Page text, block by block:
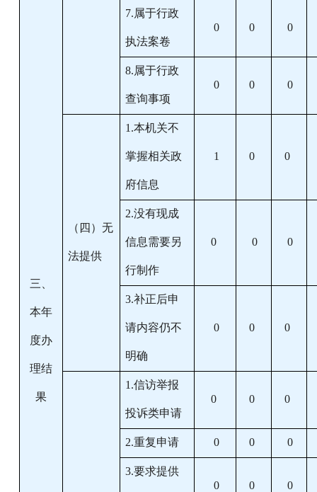
三、
本年
度办
理结
果
7.属于行政
执法案卷
0 0 0
8.属于行政
查询事项
0 0 0
（四）无
法提供
1.本机关不
掌握相关政
府信息
1 0 0
2.没有现成
信息需要另
行制作
0 0 0
3.补正后申
请内容仍不
明确
0 0 0
1.信访举报
投诉类申请
0 0 0
2.重复申请 0 0 0
3.要求提供
0 0 0